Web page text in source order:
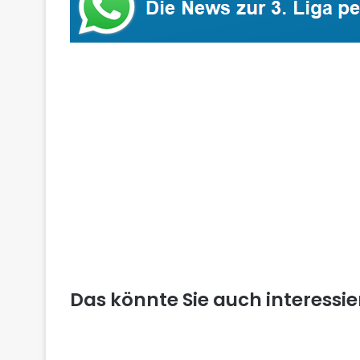
Das könnte Sie auch